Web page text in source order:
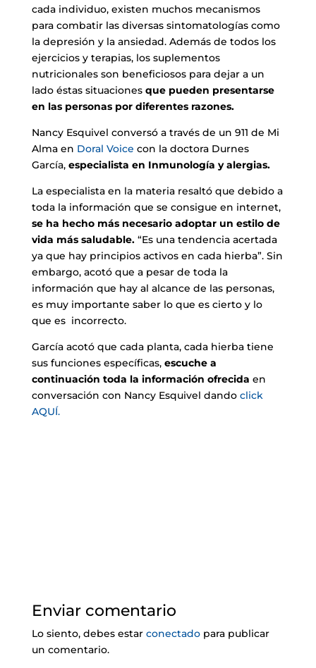
cada individuo, existen muchos mecanismos
para combatir las diversas sintomatologías como
la depresión y la ansiedad. Además de todos los
ejercicios y terapias, los suplementos
nutricionales son beneficiosos para dejar a un
lado éstas situaciones que pueden presentarse
en las personas por diferentes razones.
Nancy Esquivel conversó a través de un 911 de Mi
Alma en Doral Voice con la doctora Durnes
García, especialista en Inmunología y alergias.
La especialista en la materia resaltó que debido a
toda la información que se consigue en internet,
se ha hecho más necesario adoptar un estilo de
vida más saludable. “Es una tendencia acertada
ya que hay principios activos en cada hierba”. Sin
embargo, acotó que a pesar de toda la
información que hay al alcance de las personas,
es muy importante saber lo que es cierto y lo
que es incorrecto.
García acotó que cada planta, cada hierba tiene
sus funciones específicas, escuche a
continuación toda la información ofrecida en
conversación con Nancy Esquivel dando click
AQUÍ.
Enviar comentario
Lo siento, debes estar conectadopara publicar
un comentario.